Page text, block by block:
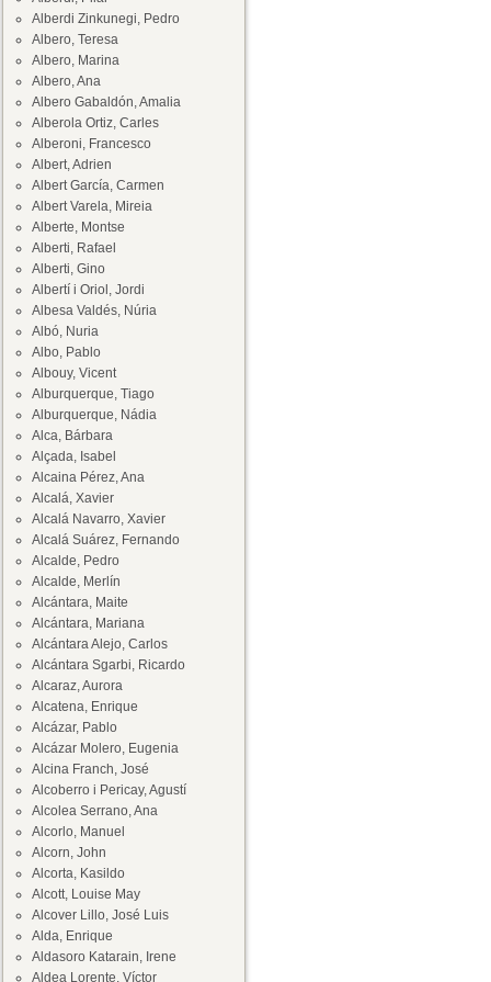
Alberdi Zinkunegi, Pedro
Albero, Teresa
Albero, Marina
Albero, Ana
Albero Gabaldón, Amalia
Alberola Ortiz, Carles
Alberoni, Francesco
Albert, Adrien
Albert García, Carmen
Albert Varela, Mireia
Alberte, Montse
Alberti, Rafael
Alberti, Gino
Albertí i Oriol, Jordi
Albesa Valdés, Núria
Albó, Nuria
Albo, Pablo
Albouy, Vicent
Alburquerque, Tiago
Alburquerque, Nádia
Alca, Bárbara
Alçada, Isabel
Alcaina Pérez, Ana
Alcalá, Xavier
Alcalá Navarro, Xavier
Alcalá Suárez, Fernando
Alcalde, Pedro
Alcalde, Merlín
Alcántara, Maite
Alcántara, Mariana
Alcántara Alejo, Carlos
Alcántara Sgarbi, Ricardo
Alcaraz, Aurora
Alcatena, Enrique
Alcázar, Pablo
Alcázar Molero, Eugenia
Alcina Franch, José
Alcoberro i Pericay, Agustí
Alcolea Serrano, Ana
Alcorlo, Manuel
Alcorn, John
Alcorta, Kasildo
Alcott, Louise May
Alcover Lillo, José Luis
Alda, Enrique
Aldasoro Katarain, Irene
Aldea Lorente, Víctor